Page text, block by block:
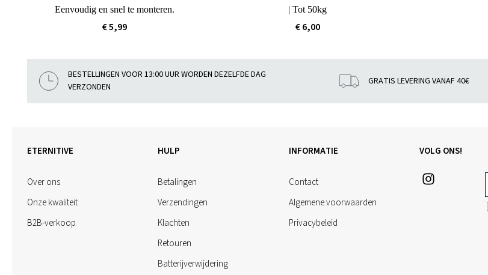
Eenvoudig en snel te monteren.
€ 5,99
| Tot 50kg
€ 6,00
BESTELLINGEN VOOR 13:00 UUR WORDEN DEZELFDE DAG
VERZONDEN
GRATIS LEVERING VANAF 40€
VOLG ONS!
ETERNITIVE
Over ons
Onze kwaliteit
B2B-verkoop
HULP
Betalingen
Verzendingen
Klachten
Retouren
Batterijverwijdering
INFORMATIE
Contact
Algemene voorwaarden
Privacybeleid